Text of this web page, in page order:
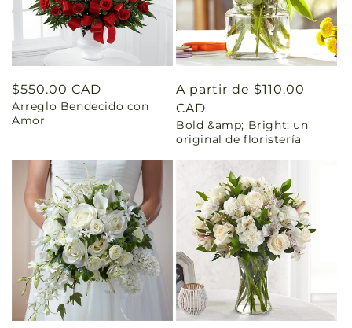
Precio
habitual
$550.00 CAD
Arreglo Bendecido con
Amor
Precio
habitual
A partir de $110.00
CAD
Bold &amp; Bright: un
original de floristería